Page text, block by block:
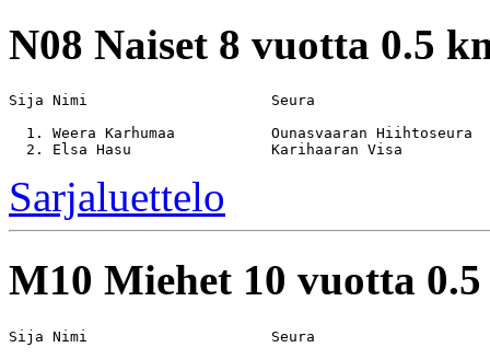
N08 Naiset 8 vuotta 0.5
Sija Nimi                     Seura
1. Weera Karhumaa           Ounasvaaran Hiihtoseura
Sarjaluettelo
M10 Miehet 10 vuotta
Sija Nimi                     Seura